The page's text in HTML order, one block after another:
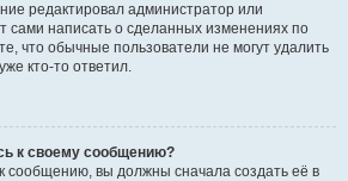
редактировал администратор или
сами написать о сделанных изменениях по
что обычные пользователи не могут удалить
кто-то ответил.
к своему сообщению?
сообщению, вы должны сначала создать её в